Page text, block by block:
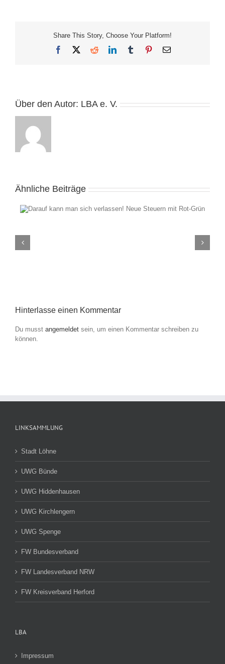
Share This Story, Choose Your Platform!
Facebook RedditLinkedInTumblr Pinterest
E-
Über den Autor: LBA e. V.
Ähnliche Beiträge
Hinterlasse einen Kommentar
Du musst angemeldet sein, um einen Kommentar schreiben zu
können.
LINKSAMMLUNG
Stadt Löhne
UWG Bünde
UWG Hiddenhausen
UWG Kirchlengern
UWG Spenge
FW Bundesverband
FW Landesverband NRW
FW Kreisverband Herford
LBA
Impressum